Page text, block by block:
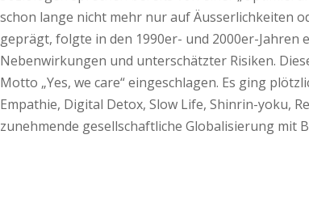
schon lange nicht mehr nur auf Äusserlichkeiten
geprägt, folgte in den 1990er- und 2000er-
Nebenwirkungen und unterschätzter Risiken.
Motto „Yes, we care“ eingeschlagen. Es ging
Empathie, Digital Detox, Slow Life, Shinrin-yoku,
zunehmende gesellschaftliche Globalisierung mit